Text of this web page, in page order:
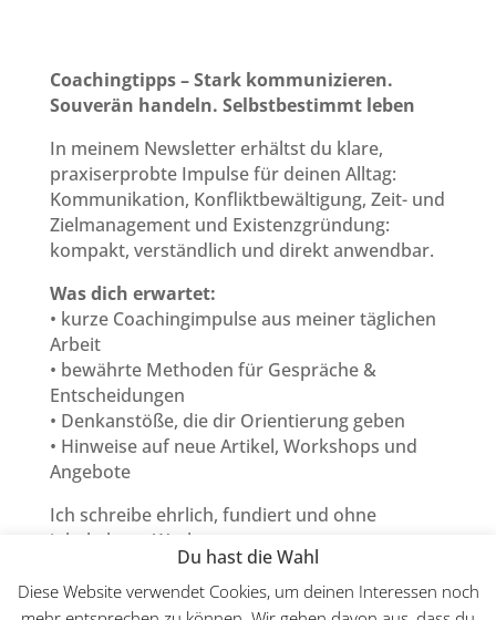
Coachingtipps – Stark kommunizieren.
Souverän handeln. Selbstbestimmt leben
In meinem Newsletter erhältst du klare,
praxiserprobte Impulse für deinen Alltag:
Kommunikation, Konfliktbewältigung, Zeit- und
Zielmanagement und Existenzgründung:
kompakt, verständlich und direkt anwendbar.
Was dich erwartet:
• kurze Coachingimpulse aus meiner täglichen
Arbeit
• bewährte Methoden für Gespräche &
Entscheidungen
• Denkanstöße, die dir Orientierung geben
• Hinweise auf neue Artikel, Workshops und
Angebote
Ich schreibe ehrlich, fundiert und ohne
inhaltsleere Werbung.
Abmelden kannst du dich jederzeit mit einem
Klick.
Du hast die Wahl
Diese Website verwendet Cookies, um deinen Interessen noch